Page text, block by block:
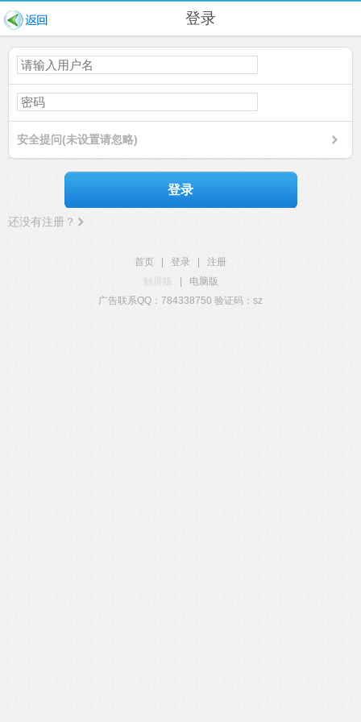
登录
安全提问(未设置请忽略)
登录
还没有注册？
首页 登录
注册
触屏版
电脑版
广告联系QQ：784338750 验证码：sz